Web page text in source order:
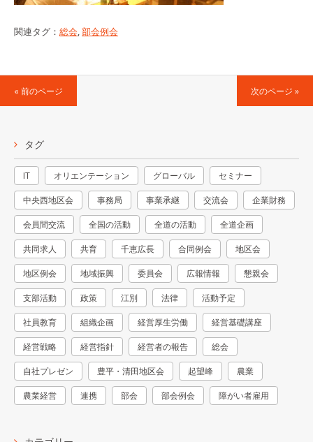
関連タグ： 総会,部会例会
« 前のページ 次のページ »
タグ
IT オリエンテーション グローバル セミナー
中央西地区会 事務局 事業承継 交流会 企業財務
会員間交流 全国の活動 全道の活動 全道企画
共同求人 共育 千恵広長 合同例会 地区会
地区例会 地域振興 委員会 広報情報 懇親会
支部活動 政策 江別 法律 活動予定
社員教育 組織企画 経営厚生労働 経営基礎講座
経営戦略 経営指針 経営者の報告 総会
自社プレゼン 豊平・清田地区会 起望峰 農業
農業経営 連携 部会 部会例会 障がい者雇用